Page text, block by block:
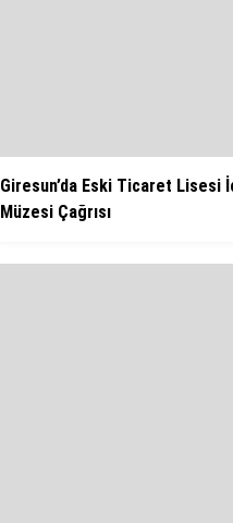
Giresun’da Eski Ticaret Lisesi
Müzesi Çağrısı